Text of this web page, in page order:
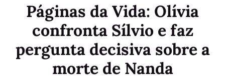
Páginas da Vida: Olívia
confronta Sílvio e faz
pergunta decisiva sobre a
morte de Nanda